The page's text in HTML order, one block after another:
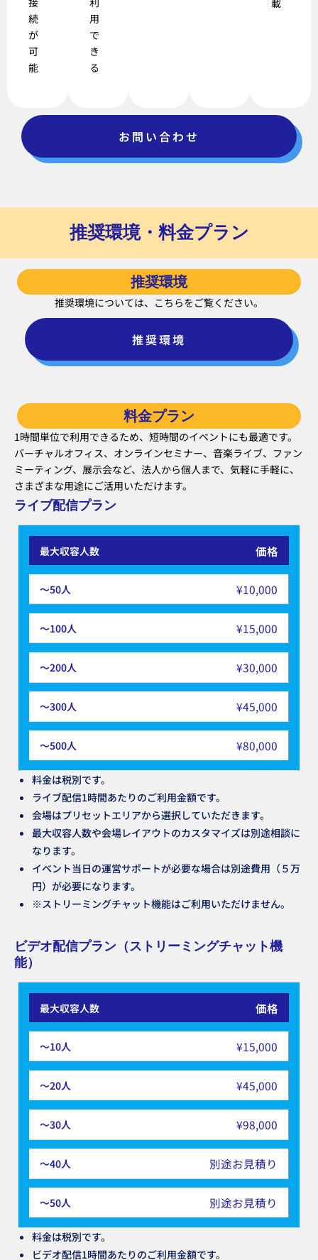
続
が
可
能
用
で
き
る
載
お問い合わせ
推奨環境・料金プラン
推奨環境
推奨環境については、こちらをご覧ください。
推奨環境
料金プラン
1時間単位で利用できるため、短時間のイベントにも最適です。
バーチャルオフィス、オンラインセミナー、音楽ライブ、ファン
ミーティング、展示会など、法人から個人まで、気軽に手軽に、
さまざまな用途にご活用いただけます。
ライブ配信プラン
価格
¥10,000
¥15,000
¥30,000
¥45,000
¥80,000
料金は税別です。
ライブ配信1時間あたりのご利用金額です。
会場はプリセットエリアから選択していただきます。
最大収容人数や会場レイアウトのカスタマイズは別途相談に
なります。
イベント当日の運営サポートが必要な場合は別途費用（５万
円）が必要になります。
※ストリーミングチャット機能はご利用いただけません。
ビデオ配信プラン （ストリーミングチャット機
能）
価格
¥15,000
¥45,000
¥98,000
別途お見積り
別途お見積り
料金は税別です。
ビデオ配信1時間あたりのご利用金額です。